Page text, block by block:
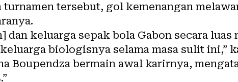
tersebut, gol kemenangan
dan keluarga sepak bola Gabon secara luas
biologisnya selama masa sulit ini,”
Boupendza bermain awal karirnya,